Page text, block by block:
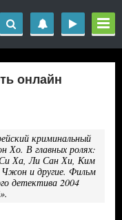
онлайн
криминальный
Хо. В главных ролях:
Ха, Ли Сан Хи, Ким
и другие. Фильм
детектива 2004